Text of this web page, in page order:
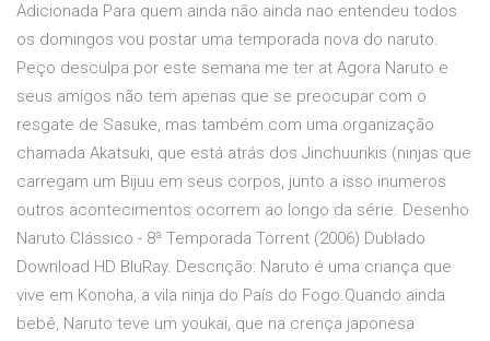
Adicionada Para quem ainda não ainda nao entendeu todos
os domingos vou postar uma temporada nova do naruto.
Peço desculpa por este semana me ter at Agora Naruto e
seus amigos não tem apenas que se preocupar com o
resgate de Sasuke, mas também com uma organização
chamada Akatsuki, que está atrás dos Jinchuurikis (ninjas que
carregam um Bijuu em seus corpos, junto a isso inumeros
outros acontecimentos ocorrem ao longo da série. Desenho
Naruto Clássico - 8ª Temporada Torrent (2006) Dublado
Download HD BluRay. Descrição: Naruto é uma criança que
vive em Konoha, a vila ninja do País do Fogo.Quando ainda
bebê, Naruto teve um youkai, que na crença japonesa